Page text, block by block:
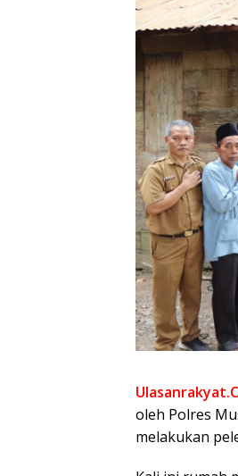
oleh Polres
melakukan